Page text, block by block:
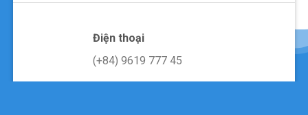
Điện thoại
(+84) 9619 777 45